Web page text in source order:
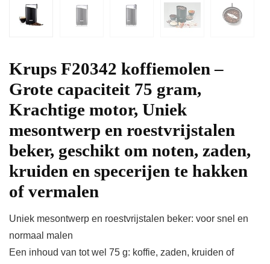
Krups F20342 koffiemolen –
Grote capaciteit 75 gram,
Krachtige motor, Uniek
mesontwerp en roestvrijstalen
beker, geschikt om noten, zaden,
kruiden en specerijen te hakken
of vermalen
Uniek mesontwerp en roestvrijstalen beker: voor snel en
normaal malen
Een inhoud van tot wel 75 g: koffie, zaden, kruiden of